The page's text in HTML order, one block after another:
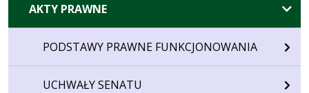
AKTY PRAWNE
PODSTAWY PRAWNE FUNKCJONOWANIA
UCHWAŁY SENATU